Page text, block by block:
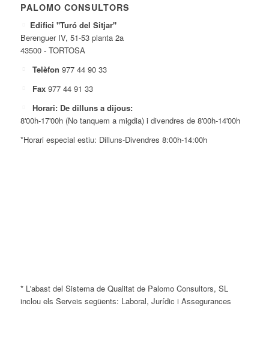
PALOMO CONSULTORS
Edifici "Turó del Sitjar"
Berenguer IV, 51-53 planta 2a
43500 - TORTOSA
Telèfon 977 44 90 33
Fax 977 44 91 33
Horari: De dilluns a dijous:
8'00h-17'00h (No tanquem a migdia) i divendres de 8'00h-14'00h
*Horari especial estiu: Dilluns-Divendres 8:00h-14:00h
* L'abast del Sistema de Qualitat de Palomo Consultors, SL
inclou els Serveis següents: Laboral, Jurídic i Assegurances